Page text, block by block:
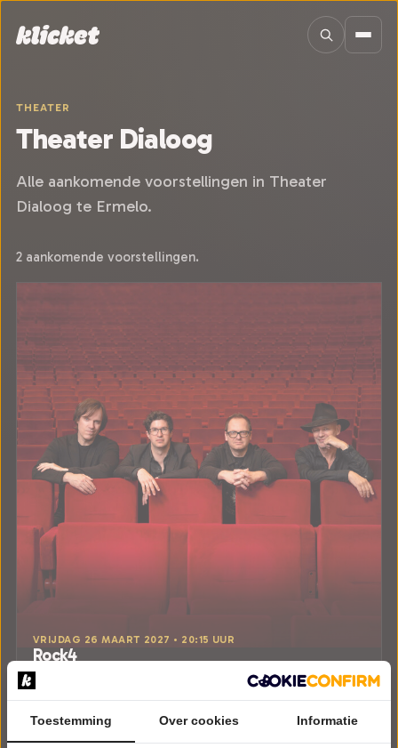
THEATER
Theater Dialoog
Alle aankomende voorstellingen in Theater
Dialoog te Ermelo.
2 aankomende voorstellingen.
VRIJDAG 26 MAART 2027 • 20:15 UUR
Rock4
Theater Dialoog
POPULAIRE MUZIEK
Toestemming Over cookies Informatie